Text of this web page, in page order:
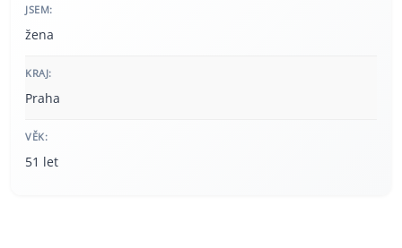
JSEM:
žena
KRAJ:
Praha
VĚK:
51 let